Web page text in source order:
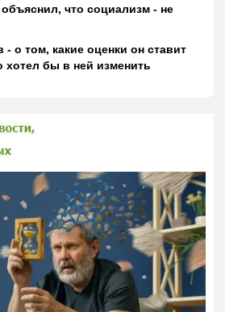
что социализм - не
о том, какие оценки он ставит
хотел бы в ней изменить